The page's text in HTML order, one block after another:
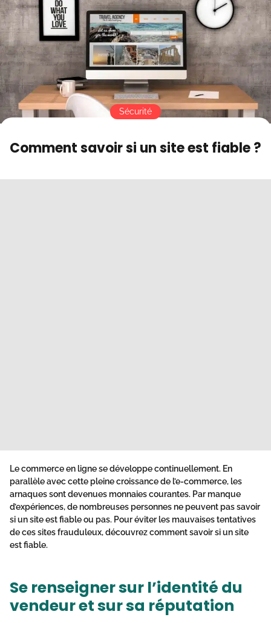
Contact
Mode sombre
Comment savoir si un site est fiable ?
Sécurité
Le commerce en ligne se développe continuellement. En
parallèle avec cette pleine croissance de l’e-commerce, les
arnaques sont devenues monnaies courantes. Par manque
d’expériences, de nombreuses personnes ne peuvent passavoir
si un site est fiableou pas. Pour éviter les mauvaises tentatives
de ces sites frauduleux, découvrezcomment savoir si un site
est fiable.
Se renseigner sur l’identité du
vendeur et sur sa réputation